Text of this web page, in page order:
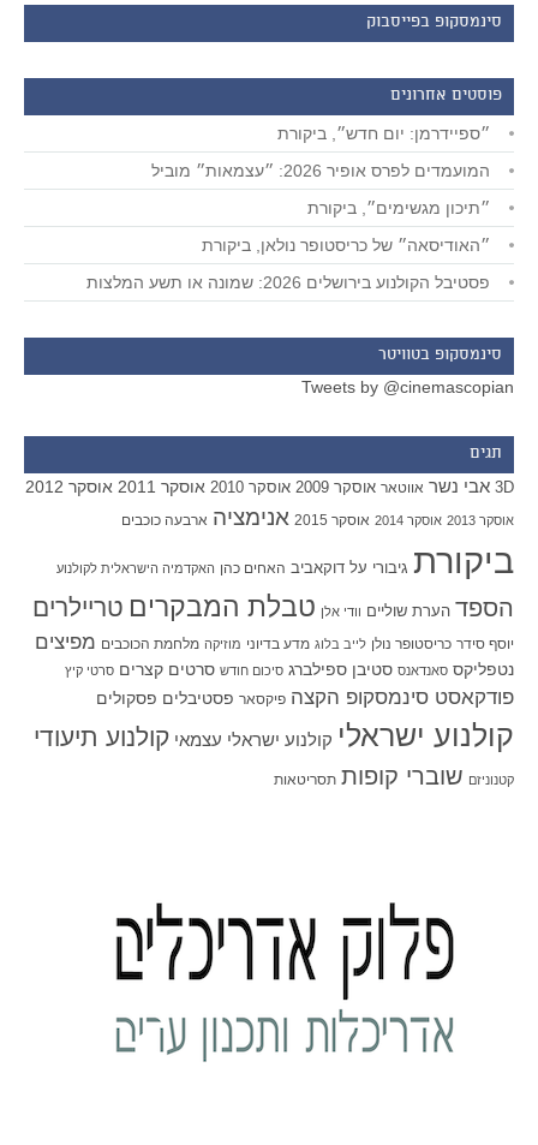
סינמסקופ בפייסבוק
פוסטים אחרונים
״ספיידרמן: יום חדש״, ביקורת
המועמדים לפרס אופיר 2026: ״עצמאות״ מוביל
״תיכון מגשימים״, ביקורת
״האודיסאה״ של כריסטופר נולאן, ביקורת
פסטיבל הקולנוע בירושלים 2026: שמונה או תשע המלצות
סינמסקופ בטוויטר
Tweets by @cinemascopian
תגים
3D אבי נשר אווטאר אוסקר 2009 אוסקר 2010 אוסקר 2011 אוסקר 2012
אוסקר 2013 אוסקר 2014 אוסקר 2015 אנימציה ארבעה כוכבים
ביקורת גיבורי על דוקאביב האחים כהן האקדמיה הישראלית לקולנוע
הספד הערת שוליים וודי אלן טבלת המבקרים טריילרים
יוסף סידר כריסטופר נולן לייב בלוג מדע בדיוני מוזיקה מלחמת הכוכבים מפיצים
נטפליקס סאנדאנס סטיבן ספילברג סיכום חודש סרטים קצרים סרטי קיץ
פודקאסט סינמסקופ הקצה פיקסאר פסטיבלים פסקולים
קולנוע ישראלי קולנוע ישראלי עצמאי קולנוע תיעודי
קטנוניזם שוברי קופות תסריטאות